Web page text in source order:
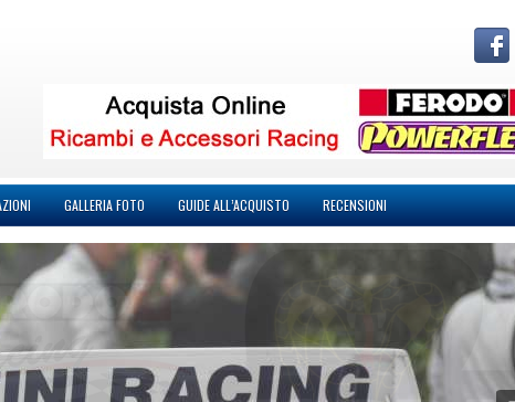
GALLERIA FOTO GUIDE ALL’ACQUISTO RECENSIONI